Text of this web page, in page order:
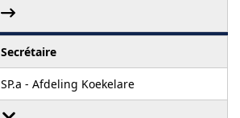
Secrétaire
SP.a - Afdeling Koekelare